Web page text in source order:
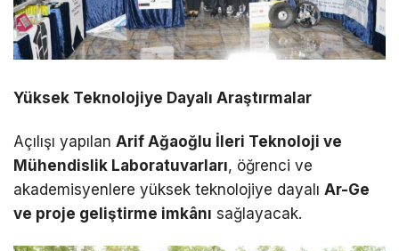
Yüksek Teknolojiye Dayalı Araştırmalar
Açılışı yapılan Arif Ağaoğlu İleri Teknoloji ve
Mühendislik Laboratuvarları, öğrenci ve
akademisyenlere yüksek teknolojiye dayalı Ar-Ge
ve proje geliştirme imkânı sağlayacak.